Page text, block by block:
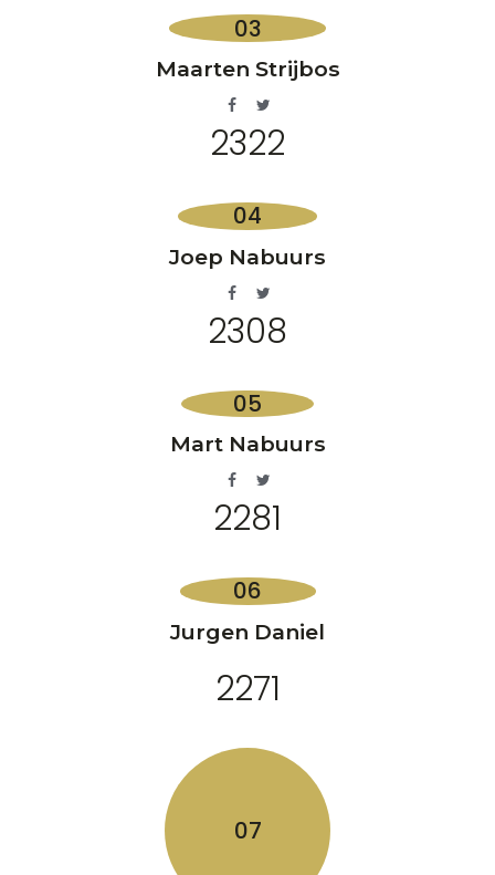
Maarten Strijbos
2322
Joep Nabuurs
2308
Mart Nabuurs
2281
Jurgen Daniel
2271